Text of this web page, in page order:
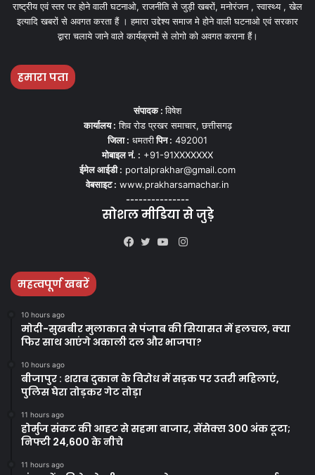
राष्ट्रीय एवं स्तर पर होने वाली घटनाओ, राजनीति से जुड़ी खबरों, मनोरंजन , स्वास्थ्य , खेल
इत्यादि खबरों से अवगत करता हैं । हमारा उद्देश्य समाज मे होने वाली घटनाओ एवं सरकार
द्वारा चलाये जाने वाले कार्यक्रमों से लोगो को अवगत कराना हैं।
हमारा पता
संपादक :विषेश
कार्यालय : शिव रोड प्रखर समाचार, छत्तीसगढ़
जिला : धमतरीपिन : 492001
मोबाइल नं. : +91-91XXXXXXX
ईमेल आईडी : portalprakhar@gmail.com
वेबसाइट : www.prakharsamachar.in
---------------
सोशल मीडिया से जुड़े
Instagram
महत्वपूर्ण खबरें
10 hours ago
मोदी-सुखबीर मुलाकात से पंजाब की सियासत में हलचल, क्या
फिर साथ आएंगे अकाली दल और भाजपा?
10 hours ago
बीजापुर : शराब दुकान के विरोध में सड़क पर उतरी महिलाएं,
पुलिस घेरा तोड़कर गेट तोड़ा
11 hours ago
होर्मुज संकट की आहट से सहमा बाजार, सेंसेक्स 300 अंक टूटा;
निफ्टी 24,600 के नीचे
11 hours ago